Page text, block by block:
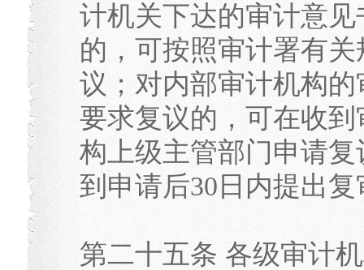
计机关下达的审计意
的，可按照审计署有
议；对内部审计机构
要求复议的，可在收
构上级主管部门申请
到申请后30日内提出
第二十五条 各级审计